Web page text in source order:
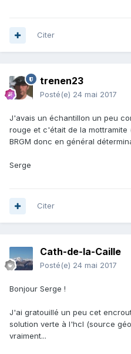
Citer
trenen23
Posté(e) 24 mai 2017
J'avais un échantillon un peu
rouge et c'était de la mottramite
BRGM donc en général
Serge
Citer
Cath-de-la-Caille
Posté(e) 24 mai 2017
Bonjour Serge !
J'ai gratouillé un peu cet
solution verte à l'hcl (source
vraiment...